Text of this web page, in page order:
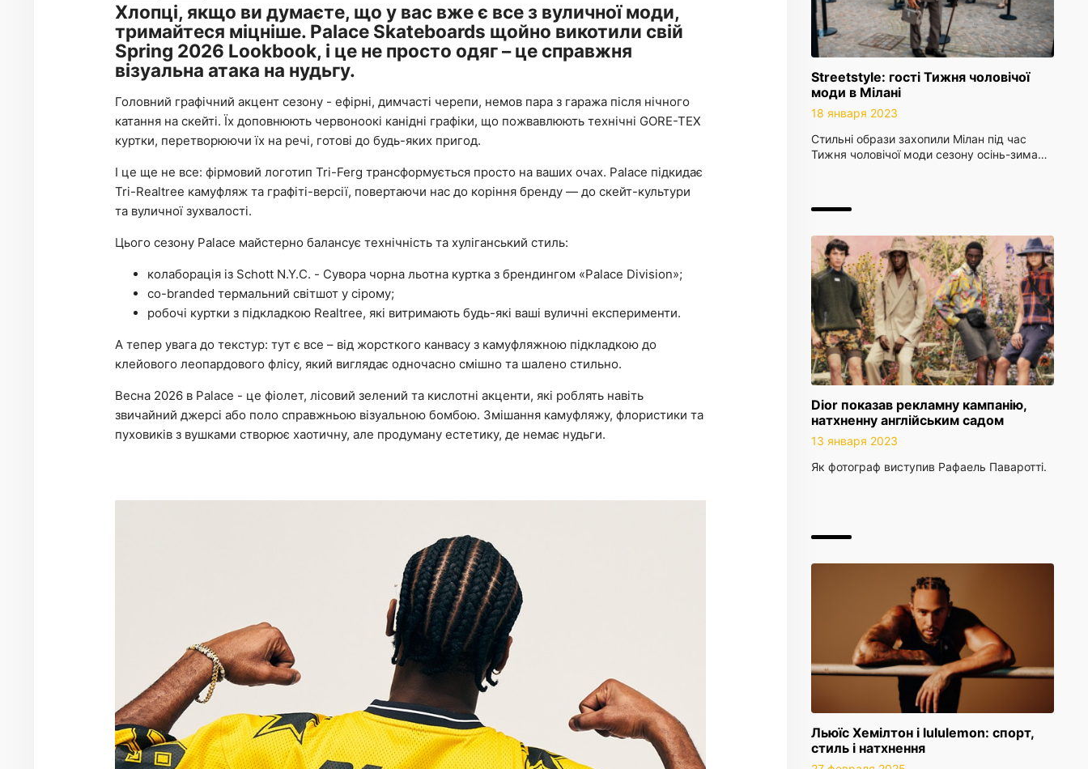
Streetstyle: гості Тижня чоловічої
моди в Мілані
18 января 2023
Стильні образи захопили Мілан під час
Тижня чоловічої моди сезону осінь-зима…
Dior показав рекламну кампанію,
натхненну англійським садом
13 января 2023
Як фотограф виступив Рафаель Паваротті.
Льюїс Хемілтон і lululemon: спорт,
стиль і натхнення
Хлопці, якщо ви думаєте, що у вас вже є все з вуличної моди,
тримайтеся міцніше. Palace Skateboards щойно викотили свій
Spring 2026 Lookbook, і це не просто одяг – це справжня
візуальна атака на нудьгу.
Головний графічний акцент сезону - ефірні, димчасті черепи, немов пара з гаража після нічного
катання на скейті. Їх доповнюють червоноокі канідні графіки, що пожвавлюють технічні GORE-TEX
куртки, перетворюючи їх на речі, готові до будь-яких пригод.
І це ще не все: фірмовий логотип Tri-Ferg трансформується просто на ваших очах. Palace підкидає
Tri-Realtree камуфляж та графіті-версії, повертаючи нас до коріння бренду — до скейт-культури
та вуличної зухвалості.
Цього сезону Palace майстерно балансує технічність та хуліганський стиль:
колаборація із Schott N.Y.C. - Сувора чорна льотна куртка з брендингом «Palace Division»;
co-branded термальний світшот у сірому;
робочі куртки з підкладкою Realtree, які витримають будь-які ваші вуличні експерименти.
А тепер увага до текстур: тут є все – від жорсткого канвасу з камуфляжною підкладкою до
клейового леопардового флісу, який виглядає одночасно смішно та шалено стильно.
Весна 2026 в Palace - це фіолет, лісовий зелений та кислотні акценти, які роблять навіть
звичайний джерсі або поло справжньою візуальною бомбою. Змішання камуфляжу, флористики та
пуховиків з вушками створює хаотичну, але продуману естетику, де немає нудьги.